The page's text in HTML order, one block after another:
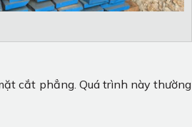
cắt phẳng. Quá trình này thường